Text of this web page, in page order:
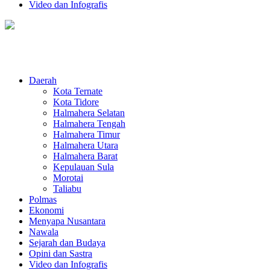
Video dan Infografis
Daerah
Kota Ternate
Kota Tidore
Halmahera Selatan
Halmahera Tengah
Halmahera Timur
Halmahera Utara
Halmahera Barat
Kepulauan Sula
Morotai
Taliabu
Polmas
Ekonomi
Menyapa Nusantara
Nawala
Sejarah dan Budaya
Opini dan Sastra
Video dan Infografis